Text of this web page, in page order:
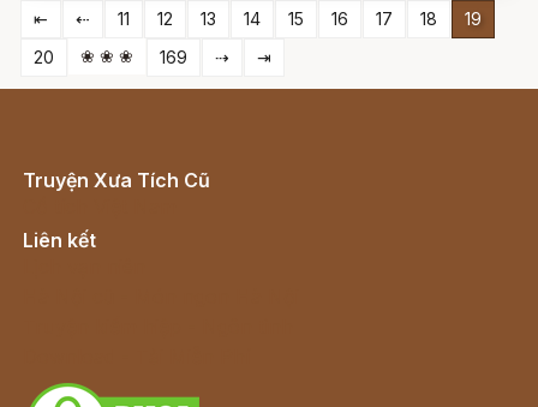
⇤ ⇠ 11 12 13 14 15 16 17 18
19
20
❀ ❀ ❀ 169 ⇢ ⇥
Truyện Xưa Tích Cũ
Liên kết